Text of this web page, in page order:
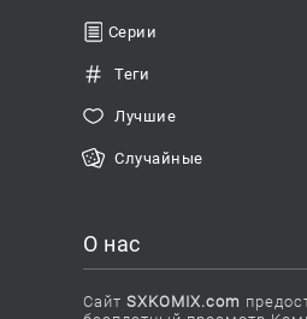
Серии
Теги
Лучшие
Случайные
О нас
Сайт SXKOMIX.com